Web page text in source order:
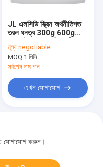
JL এলসিডি স্ক্রিন অর্থনীতিগত
তরল ঘনত্ব 300g 600g
এলার্ম রসায়ন জন্য
মূল্য:negotiable
MOQ:1 পিসি
সর্বশেষ দাম পান
এখন যোগাযোগ
যোগাযোগ করুন।